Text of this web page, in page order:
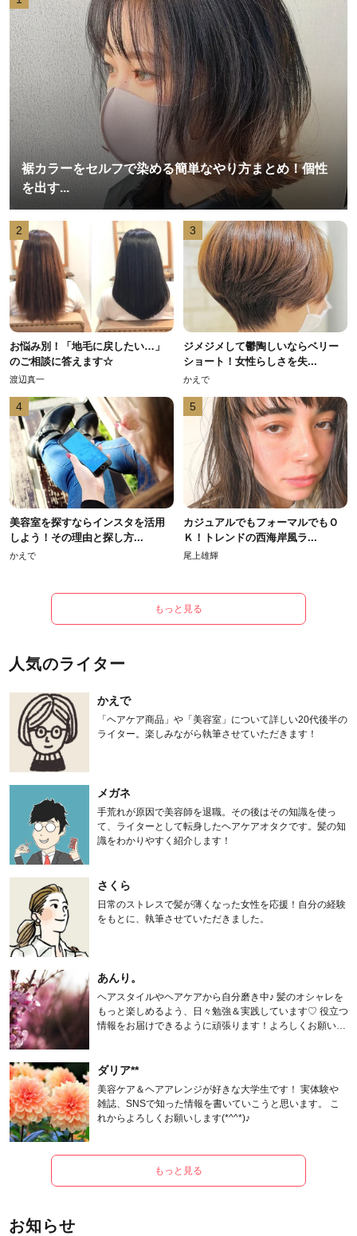
裾カラーをセルフで染める簡単なやり方まとめ！個性
を出す...
2
お悩み別！「地毛に戻したい…」
のご相談に答えます☆
渡辺真一
3
ジメジメして鬱陶しいならベリー
ショート！女性らしさを失...
かえで
4
美容室を探すならインスタを活用
しよう！その理由と探し方...
かえで
5
カジュアルでもフォーマルでもＯ
Ｋ！トレンドの西海岸風ラ...
尾上雄輝
もっと見る
人気のライター
かえで
「ヘアケア商品」や「美容室」について詳しい20代後半の
ライター。楽しみながら執筆させていただきます！
メガネ
手荒れが原因で美容師を退職。その後はその知識を使っ
て、ライターとして転身したヘアケアオタクです。髪の知
識をわかりやすく紹介します！
さくら
日常のストレスで髪が薄くなった女性を応援！自分の経験
をもとに、執筆させていただきました。
あんり。
ヘアスタイルやヘアケアから自分磨き中♪ 髪のオシャレを
もっと楽しめるよう、日々勉強＆実践しています♡ 役立つ
情報をお届けできるように頑張ります！よろしくお願いし
ダリア**
美容ケア＆ヘアアレンジが好きな大学生です！ 実体験や
雑誌、SNSで知った情報を書いていこうと思います。 こ
れからよろしくお願いします(*^^*)♪
もっと見る
お知らせ